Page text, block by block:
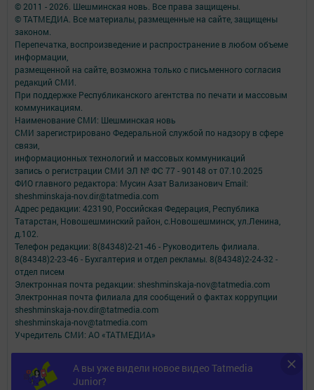
А вы уже видели новое видео Tatmedia
Junior?
© 2011 - 2026. Шешминская новь. Все права защищены.
© ТАТМЕДИА. Все материалы, размещенные на сайте, защищены
законом.
Перепечатка, воспроизведение и распространение в любом объеме
информации,
размещенной на сайте, возможна только с письменного согласия
редакций СМИ.
При поддержке Республиканского агентства по печати и массовым
коммуникациям.
Наименование СМИ: Шешминская новь
СМИ зарегистрировано Федеральной службой по надзору в сфере
связи,
информационных технологий и массовых коммуникаций
запись о регистрации СМИ ЭЛ № ФС 77 - 90148 от 07.10.2025
ФИО главного редактора: Мусин Азат Вализанович Email:
sheshminskaja-nov.dir@tatmedia.com
Адрес редакции: 423190, Российская Федерация, Республика
Татарстан, Новошешминский район, с.Новошешминск, ул.Ленина,
д.102.
Телефон редакции: 8(84348)2-21-46 - Руководитель филиала.
8(84348)2-23-46 - Бухгалтерия и отдел рекламы. 8(84348)2-24-32 -
отдел писем
Электронная почта редакции: sheshminskaja-nov@tatmedia.com
Электронная почта филиала для сообщений о фактах коррупции
sheshminskaja-nov.dir@tatmedia.com
sheshminskaja-nov@tatmedia.com
Учредитель СМИ: АО «ТАТМЕДИА»
Антикоррупционная политика
АО «ТАТМЕДИА» использует «cookie»для персонализации сервисов и
удобства пользователей сайтом.